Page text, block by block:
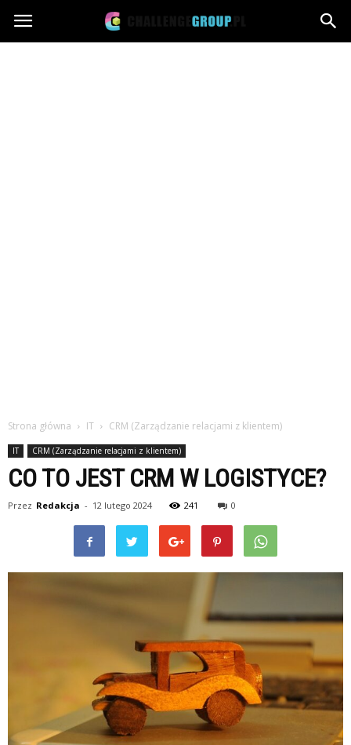
Challengegroup.pl
Strona główna IT CRM (Zarządzanie relacjami z klientem)
IT CRM (Zarządzanie relacjami z klientem)
CO TO JEST CRM W LOGISTYCE?
Przez Redakcja - 12 lutego 2024 241 0